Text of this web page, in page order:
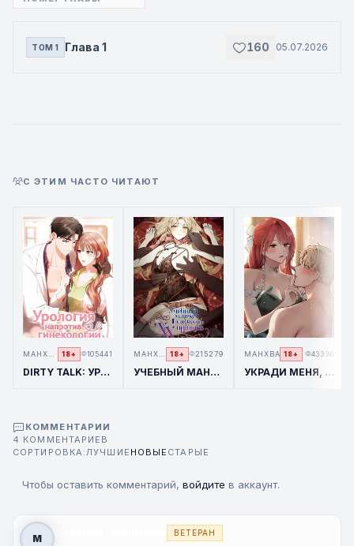
ТОМ 1 Глава 1 160 05.07.2026
С ЭТИМ ЧАСТО ЧИТАЮТ
МАНХВА 18+ 105441
DIRTY TALK: УРОЛОГИЯ НАПРОТИВ ГИНЕКОЛОГИИ
МАНХВА 18+ 215279
УЧЕБНЫЙ МАНЕКЕН XX ДЛЯ ОБУЧЕНИЯ ПРИНЦЕВ
МАНХВА 18+ 43336
УКРАДИ МЕНЯ, ПРИНЦЕССА-ВОРОВКА
КОММЕНТАРИИ
4 КОММЕНТАРИЕВ
СОРТИРОВКА: ЛУЧШИЕ НОВЫЕ СТАРЫЕ
Чтобы оставить комментарий, войдите в аккаунт.
M Maschka_Smirnowa ВЕТЕРАН